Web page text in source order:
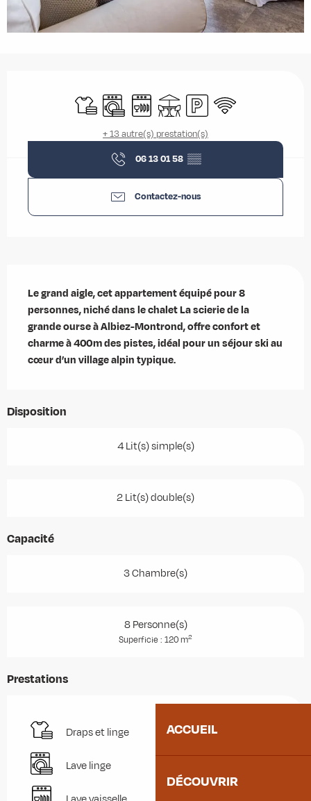
ACCUEIL
DÉCOUVRIR
Draps et linge
Lave lingeLave vaisselle
TerrasseParkingWiFi
+ 13 autre(s) prestation(s)
06 13 01 58 ▒▒
Contactez-nous
Le grand aigle, cet appartement équipé pour 8
personnes, niché dans le chalet La scierie de la
grande ourse à Albiez-Montrond, offre confort et
charme à 400 m des pistes, idéal pour un séjour ski au
cœur d’un village alpin typique.
Disposition
4 Lit(s) simple(s)
2 Lit(s) double(s)
Capacité
3 Chambre(s)
8 Personne(s)
Superficie : 120 m2
Prestations
Draps et linge
Lave linge